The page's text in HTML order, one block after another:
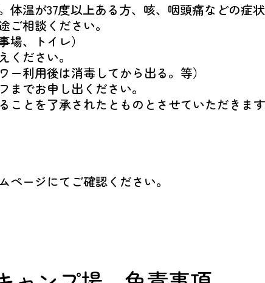
温が37度以上ある方、咳、咽頭痛などの症
相談ください。
、トイレ）
ださい。
利用後は消毒してから出る。等）
でお申し出ください。
とを了承されたとものとさせていただきます
ージにてご確認ください。